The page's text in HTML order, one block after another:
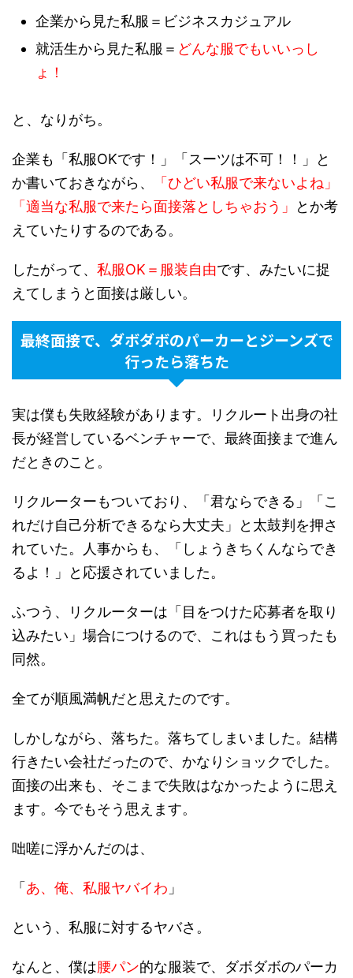
企業から見た私服＝ビジネスカジュアル
就活生から見た私服＝ どんな服でもいいっし
ょ！
と、なりがち。
企業も「私服OKです！」「スーツは不可！！」と
か書いておきながら、
「ひどい私服で来ないよね」
「適当な私服で来たら面接落としちゃおう」
とか考
えていたりするのである。
したがって、 私服OK＝服装自由です、みたいに捉
えてしまうと面接は厳しい。
最終面接で、ダボダボのパーカーとジーンズで
行ったら落ちた
実は僕も失敗経験があります。リクルート出身の社
長が経営しているベンチャーで、最終面接まで進ん
だときのこと。
リクルーターもついており、「君ならできる」「こ
れだけ自己分析できるなら大丈夫」と太鼓判を押さ
れていた。人事からも、「しょうきちくんならでき
るよ！」と応援されていました。
ふつう、リクルーターは「目をつけた応募者を取り
込みたい」場合につけるので、これはもう買ったも
同然。
全てが順風満帆だと思えたのです。
しかしながら、落ちた。落ちてしまいました。結構
行きたい会社だったので、かなりショックでした。
面接の出来も、そこまで失敗はなかったように思え
ます。今でもそう思えます。
咄嗟に浮かんだのは、
「あ、俺、私服ヤバイわ 」
という、私服に対するヤバさ。
なんと、僕は腰パン的な服装で、ダボダボのパーカ